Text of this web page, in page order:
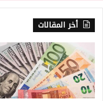
أخر المقالات